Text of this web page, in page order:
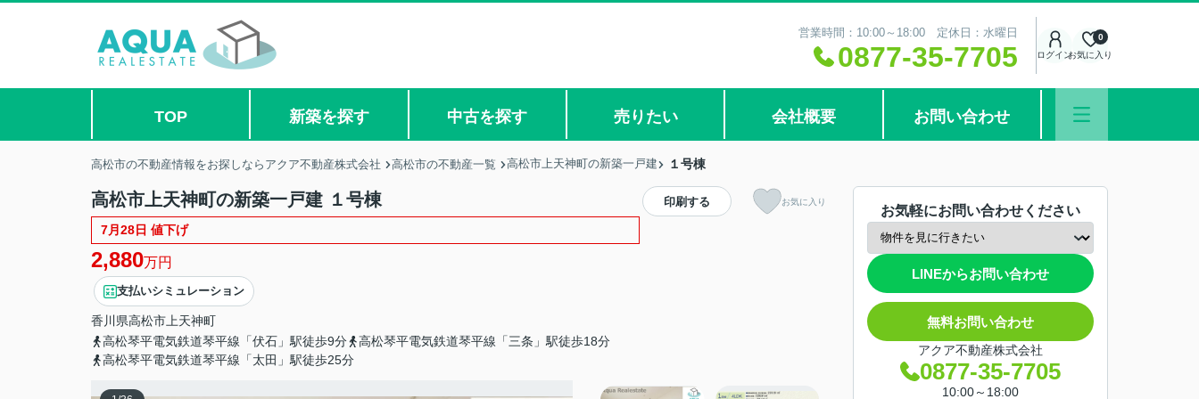
営業時間：10:00～18:00 定休日：水曜日
0877-35-7705 ログインお気に入り
0
TOP 新築を探す 中古を探す 売りたい 会社概要 お問い合わせ
高松市の不動産情報をお探しならアクア不動産株式会社 高松市の不動産一覧 高松市上天神町の新築一戸建 １号棟
高松市上天神町の新築一戸建 １号棟
7月28日 値下げ
2,880万円
支払いシミュレーション
香川県高松市 上天神町
高松琴平電気鉄道琴平線「伏石」駅徒歩9分
高松琴平電気鉄道琴平線「三条」駅徒歩18分
高松琴平電気鉄道琴平線「太田」駅徒歩25分
印刷する お気に入り
お気軽にお問い合わせください
LINEからお問い合わせ
無料お問い合わせ
アクア不動産株式会社
0877-35-7705
10:00～18:00